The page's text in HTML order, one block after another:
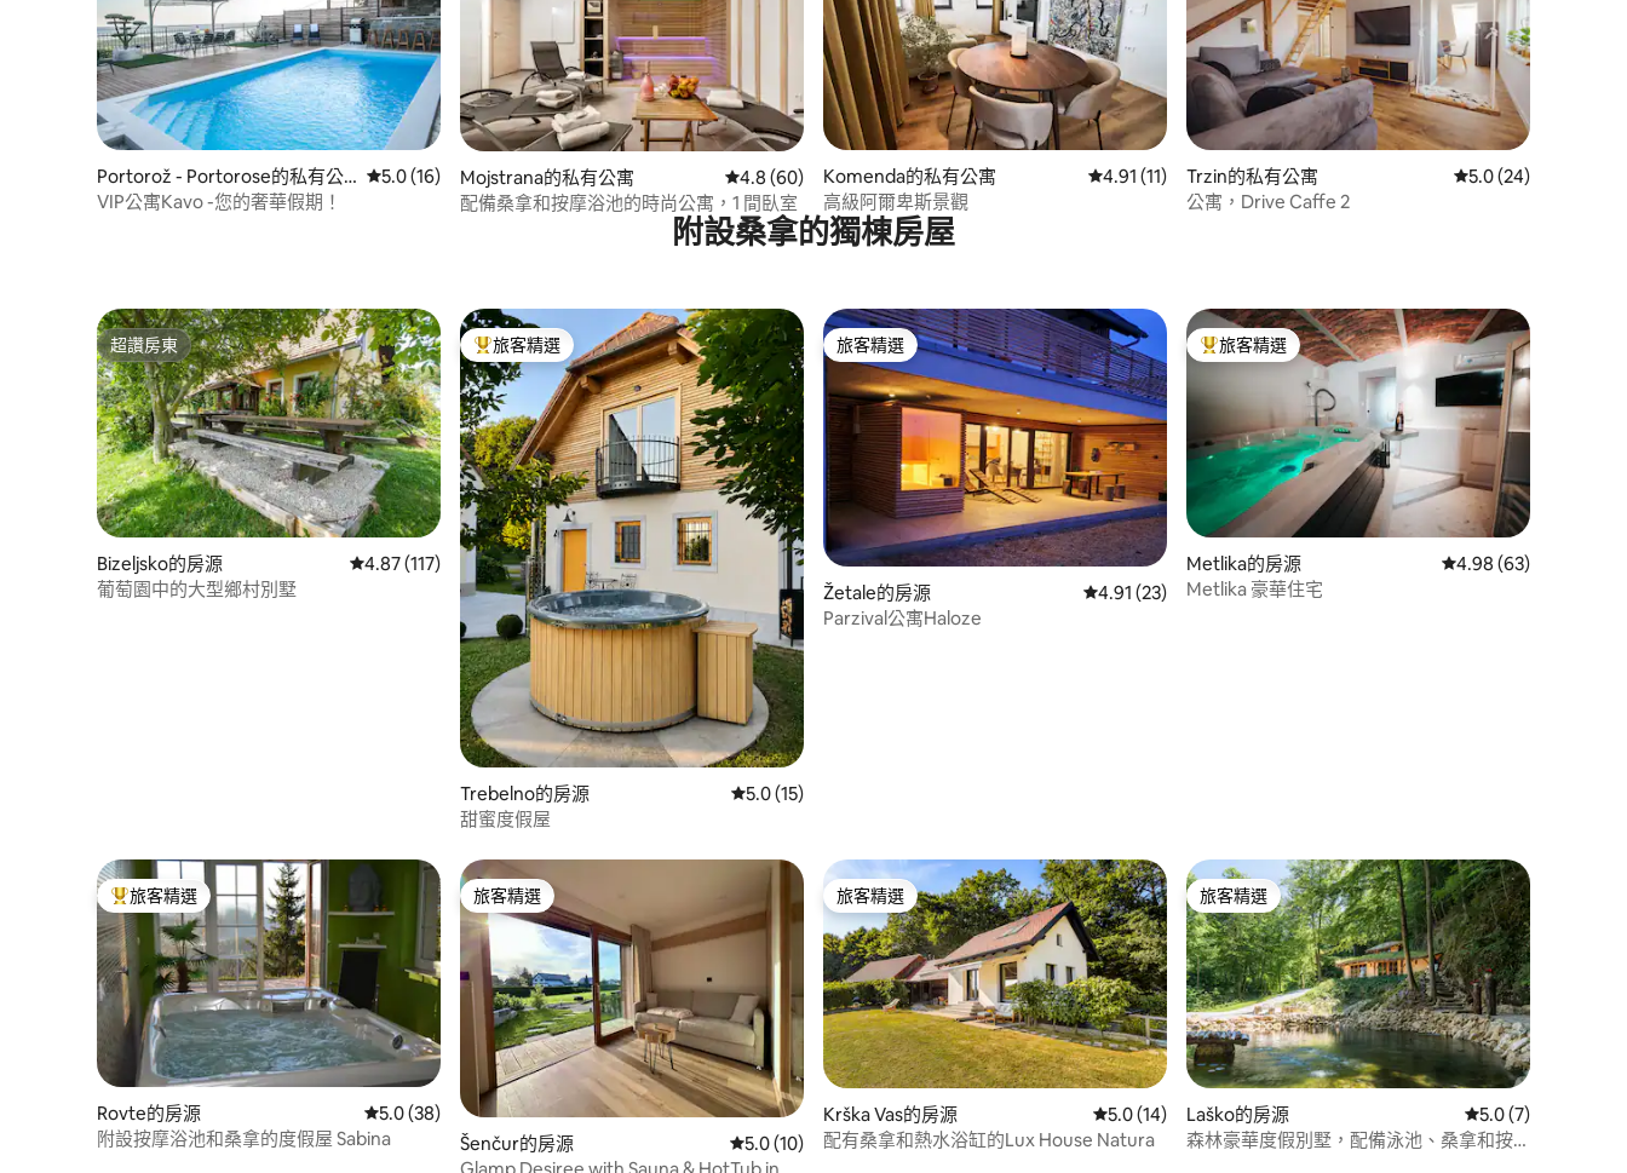
Portorož - Portorose的私有公
寓
從 16 則評價中獲得 5.0 的平均評分（滿分 5 分）
5.0 (16)
VIP公寓Kavo -您的奢華假期！
Mojstrana的私有公寓 從 60 則評價中獲得 4.8 的平均評分（滿分 5 分）
4.8 (60)
配備桑拿和按摩浴池的時尚公寓，1 間臥室
Komenda的私有公寓 從 11 則評價中獲得 4.91 的平均評分（滿分 5 分）
4.91 (11)
高級阿爾卑斯景觀
Trzin的私有公寓 從 24 則評價中獲得
5.0 (24)
公寓，Drive Caffe 2
附設桑拿的獨棟房屋
超讚房東
超讚房東
Bizeljsko的房源 從 117 則評價中獲得 4.87 的平均評分（滿分 5 分）
4.87 (117)
葡萄園中的大型鄉村別墅
旅客精選榜首
旅客精選
Trebelno的房源 從 15 則評價中獲得 5.0 的平均評分（滿分 5 分）
5.0 (15)
甜蜜度假屋
旅客精選
旅客精選
Žetale的房源 從 23 則評價中獲得 4.91 的平均評分（滿分 5 分）
4.91 (23)
Parzival公寓Haloze
旅客精選榜首
旅客精選
Metlika的房源 從 63 則評價中獲得
4.98 (63)
Metlika 豪華住宅
旅客精選榜首
旅客精選
Rovte的房源 從 38 則評價中獲得 5.0 的平均評分（滿分 5 分）
5.0 (38)
附設按摩浴池和桑拿的度假屋 Sabina
旅客精選
旅客精選
Šenčur的房源 從 10 則評價中獲得 5.0 的平均評分（滿分 5 分）
5.0 (10)
旅客精選
旅客精選
Krška Vas的房源 從 14 則評價中獲得 5.0 的平均評分（滿分 5 分）
5.0 (14)
配有桑拿和熱水浴缸的Lux House Natura
旅客精選
旅客精選
Laško的房源 從 7 則評價中獲得
5.0 (7)
森林豪華度假別墅，配備泳池、桑拿和按